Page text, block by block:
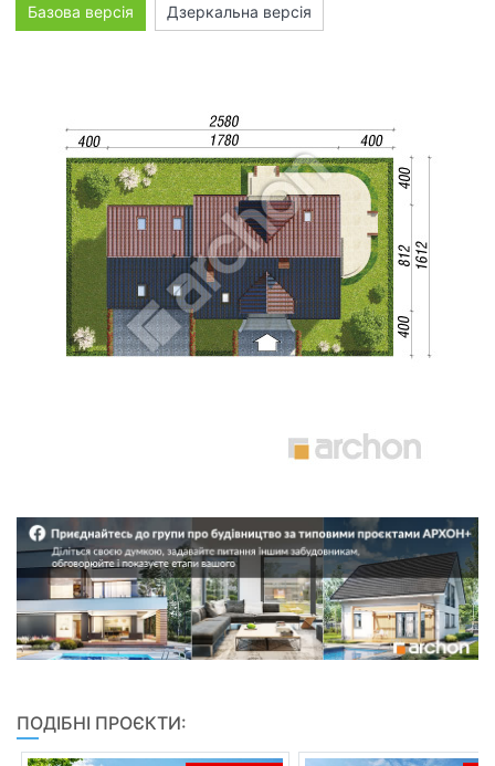
Базова версія Дзеркальна версія
ПОДІБНІ ПРОЄКТИ: